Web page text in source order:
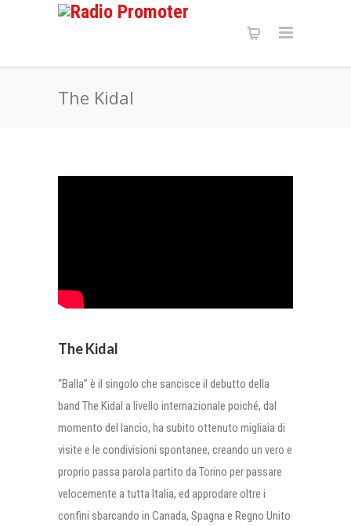
The Kidal
The Kidal
“Balla” è il singolo che sancisce il debutto della
band The Kidal a livello internazionale poiché, dal
momento del lancio, ha subito ottenuto migliaia di
visite e le condivisioni spontanee, creando un vero e
proprio passa parola partito da Torino per passare
velocemente a tutta Italia, ed approdare oltre i
confini sbarcando in Canada, Spagna e Regno Unito